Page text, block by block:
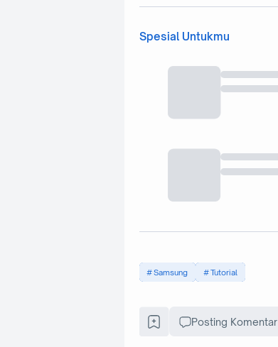
Spesial Untukmu
Samsung Tutorial
Posting Komentar